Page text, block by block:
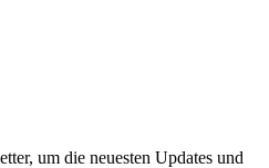
um die neuesten Updates und